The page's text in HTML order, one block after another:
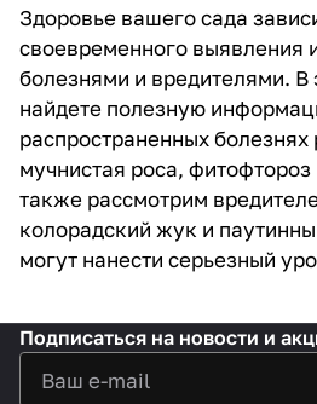
Здоровье вашего сада
своевременного выявления
болезнями и вредителями. В
найдете полезную
распространенных болезнях
мучнистая роса,
также рассмотрим
колорадский жук и
могут нанести серьезный
Подписаться на новости и